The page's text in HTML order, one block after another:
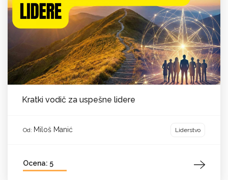
Kratki vodič za uspešne lidere
Od: Miloš Manić Liderstvo
Ocena: 5